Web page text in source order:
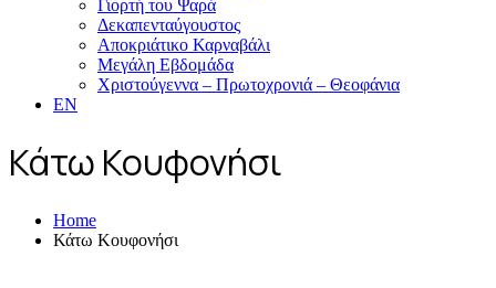
Γιορτή του Ψαρά
Δεκαπενταύγουστος
Αποκριάτικο Καρναβάλι
Μεγάλη Εβδομάδα
Χριστούγεννα – Πρωτοχρονιά – Θεοφάνια
EN
Κάτω Κουφονήσι
Home
Κάτω Κουφονήσι